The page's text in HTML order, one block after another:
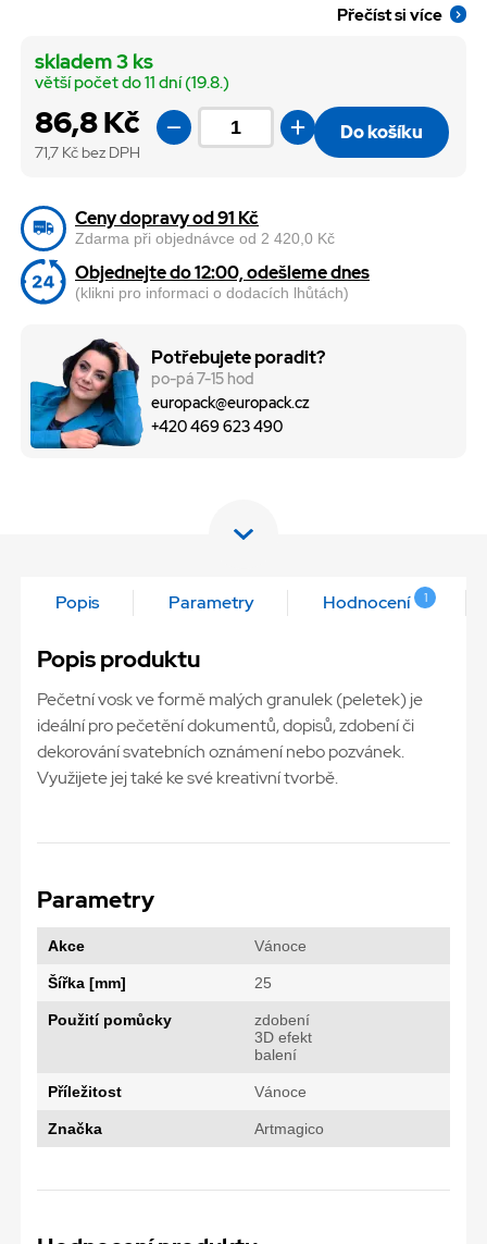
Přečíst si více
86,8 Kč
71,7 Kč bez DPH
skladem 3 ks
větší počet do 11 dní (19.8.)
Do košíku
Ceny dopravy od 91 Kč
Zdarma při objednávce od 2 420,0 Kč
Objednejte do 12:00, odešleme dnes
(klikni pro informaci o dodacích lhůtách)
Potřebujete poradit?
po-pá 7-15 hod
europack@europack.cz
+420 469 623 490
Popis Parametry Hodnocení 1
Popis produktu
Pečetní vosk ve formě malých granulek (peletek) je
ideální pro pečetění dokumentů, dopisů, zdobení či
dekorování svatebních oznámení nebo pozvánek.
Využijete jej také ke své kreativní tvorbě.
Parametry
Akce Vánoce
Šířka [mm] 25
Použití pomůcky
zdobení
3D efekt
balení
Příležitost Vánoce
Značka Artmagico